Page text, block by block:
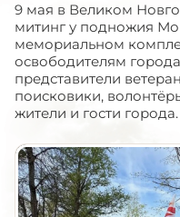
9 мая в Великом
митинг у подножия
мемориальном
освободителям
представители
поисковики,
жители и гости города.